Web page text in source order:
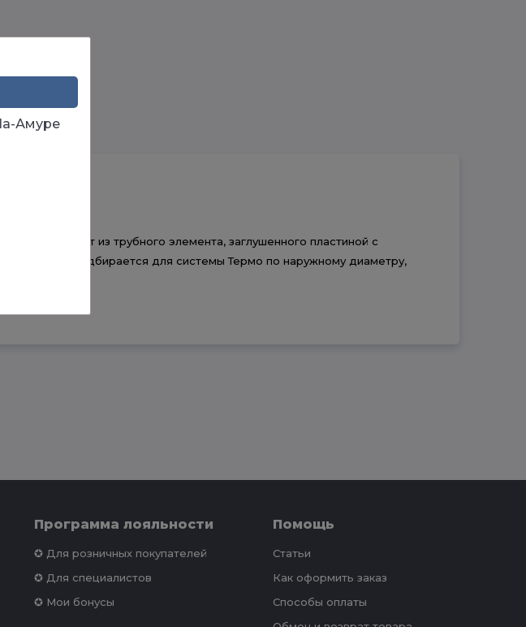
состоит из трубного элемента, заглушенного пластиной с
подбирается для системы Термо по наружному диаметру,
Программа лояльности
✪ Для розничных покупателей
✪ Для специалистов
✪ Мои бонусы
Помощь
Статьи
Как оформить заказ
Способы оплаты
Амуре